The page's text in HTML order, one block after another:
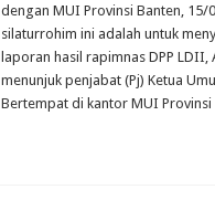
dengan MUI Provinsi Banten, 15/
silaturrohim ini adalah untuk
laporan hasil rapimnas DPP LDII,
menunjuk penjabat (Pj) Ketua
Bertempat di kantor MUI Provinsi